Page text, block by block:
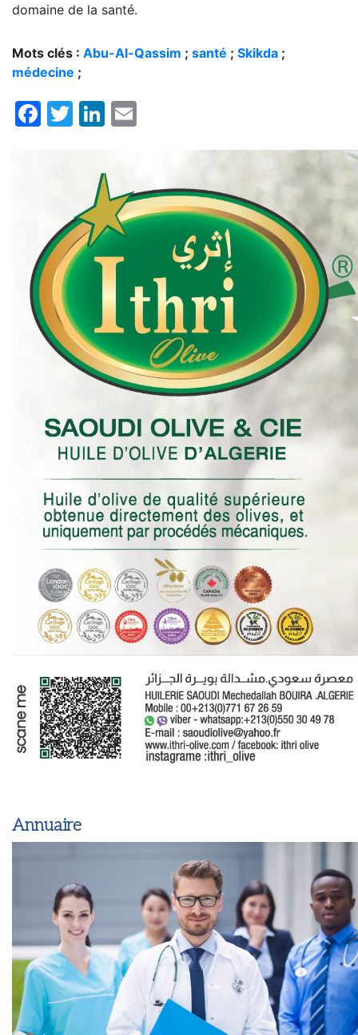
domaine de la santé.
Mots clés : Abu-Al-Qassim ; santé ; Skikda ;
médecine ;
Facebook
TwitterLinkedIn
Annuaire